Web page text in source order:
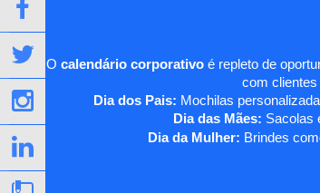
O calendário corporativo é repleto de
com clientes
Dia dos Pais: Mochilas
Dia das Mães: Sacolas
Dia da Mulher: Brindes